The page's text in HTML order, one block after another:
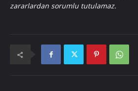
zararlardan sorumlu tutulamaz.